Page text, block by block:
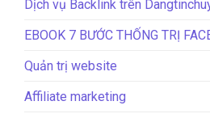
Dịch vụ Backlink trên
EBOOK 7 BƯỚC THỐNG TRỊ
Quản trị website
Affiliate marketing